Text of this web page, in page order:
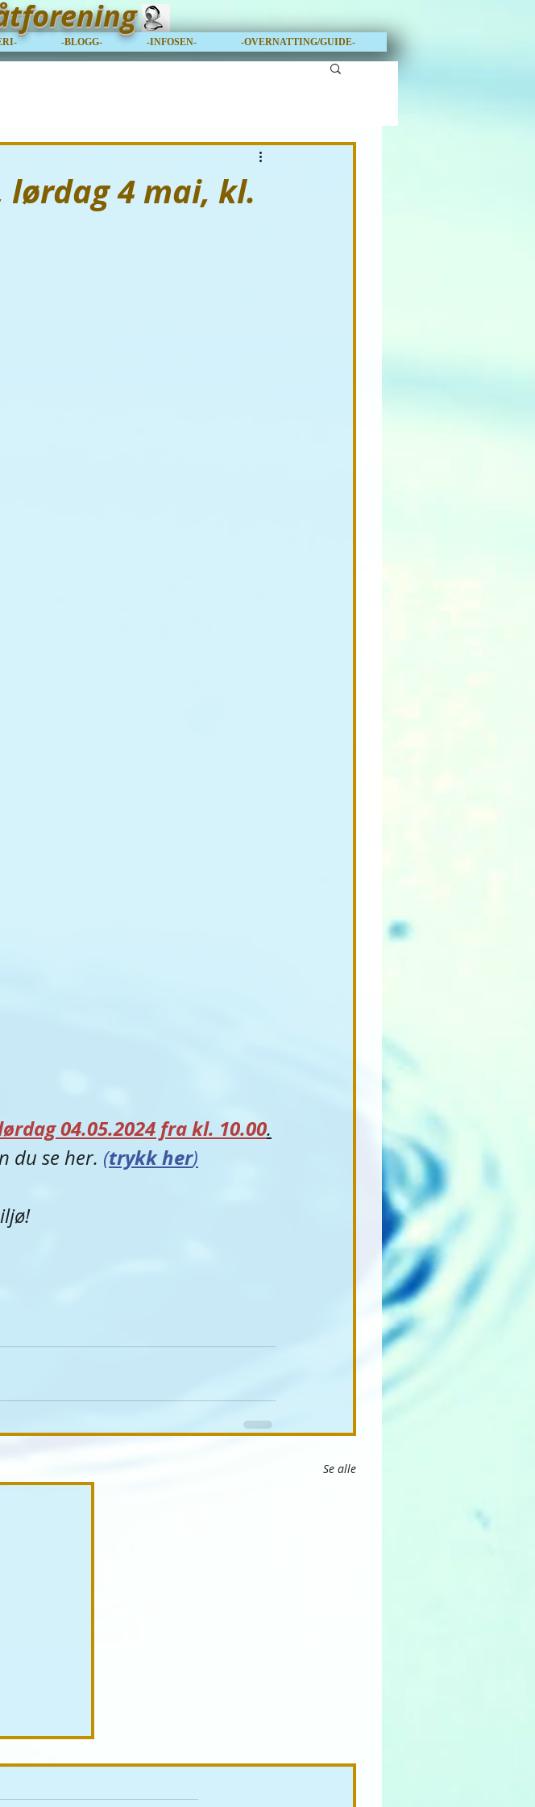
-BLOGG- -INFOSEN- -OVERNATTING/GUIDE-
4 mai, kl.
04.05.2024 fra kl. 10.00.
du se her. (trykk her)
Se alle